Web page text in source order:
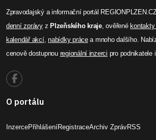
Zpravodajský a informační portál
denní zprávyz Plzeňského kraje, ověřené
kalendář akcí,nabídky prácea mnoho dalšího.
cenově dostupnou regionální inzerci pro podnikatele
O portálu
InzercePřihlášeníRegistraceArchiv ZprávRSS